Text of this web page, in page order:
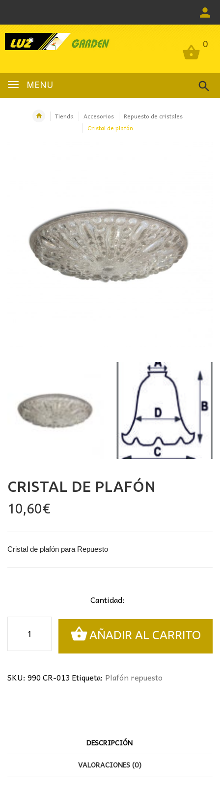
0
MENU
0
Tienda Accesorios
Repuesto de cristales
Cristal de plafón
CRISTAL DE PLAFÓN
10,60€
Cristal de plafón para Repuesto
Cantidad:
plafón
AÑADIR AL CARRITO
SKU: 990 CR-013 Etiqueta: Plafón repuesto
DESCRIPCIÓN
VALORACIONES (0)